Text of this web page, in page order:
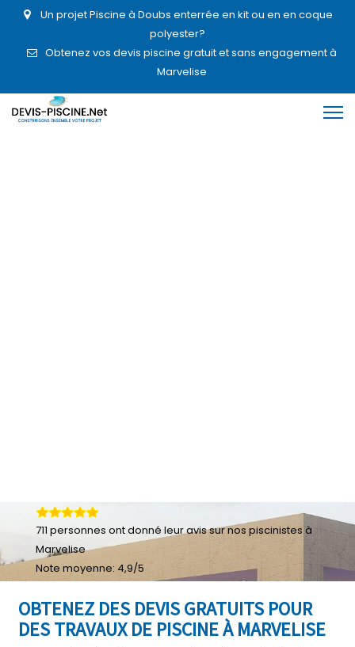
Un projet Piscine à Doubs enterrée en kit ou en en coque
polyester?
Obtenez vos devis piscine gratuit et sans engagement à
Marvelise
OBTENEZ DES DEVIS GRATUITS POUR
DES TRAVAUX DE PISCINE À MARVELISE
711 personnes ont donné leuravis sur nos piscinistes à
Marvelise
Note moyenne: 4,9/5